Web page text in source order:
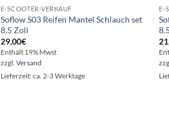
E-SCOOTER-VERKAUF
Soflow S03 Reifen Mantel Schlauch set
8,5 Zoll
29,00€
Enthält 19% Mwst
zzgl. Versand
Lieferzeit: ca. 2-3 Werktage
E-